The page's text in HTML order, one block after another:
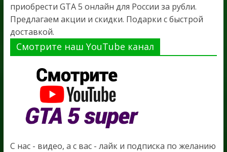
приобрести GTA 5 онлайн для России за рубли.
Предлагаем акции и скидки. Подарки с быстрой
доставкой.
Смотрите наш YouTube канал
С нас - видео, а с вас - лайк и подписка по желанию